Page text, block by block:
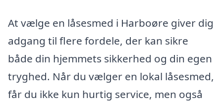
At vælge en låsesmed i Harboøre giver dig
adgang til flere fordele, der kan sikre
både din hjemmets sikkerhed og din egen
tryghed. Når du vælger en lokal låsesmed,
får du ikke kun hurtig service, men også